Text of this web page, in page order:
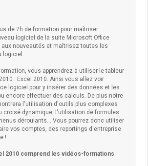
de 7h de formation pour maîtriser
logiciel de la suite Microsoft Office
aux nouveautés et maîtrisez toutes les
logiciel.
vous apprendrez à utiliser le tableur
: Excel 2010. Ainsi vous allez voir
logiciel pour y insérer des données et les
encore effectuer des calculs. De plus notre
l'utilisation d'outils plus complexes
croisé dynamique, l'utilisation de formules
déroulants... Vous pourrez donc utiliser
vos comptes, des reportings d'entreprise
!
2010 comprend les vidéos-formations